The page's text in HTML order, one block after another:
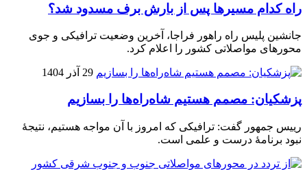
راه کدام مسیرها پس از بارش برف مسدود شد؟
جانشین پلیس راه راهور فراجا، آخرین وضعیت ترافیکی و جوی
محورهای مواصلاتی کشور را اعلام کرد.
29 آذر 1404
پزشکیان: مصمم هستیم شاه‌راه‌ها را بسازیم
رییس جمهور گفت: ترافیکی که امروز با آن مواجه هستیم، نتیجۀ
نبود برنامۀ درست و علمی است.